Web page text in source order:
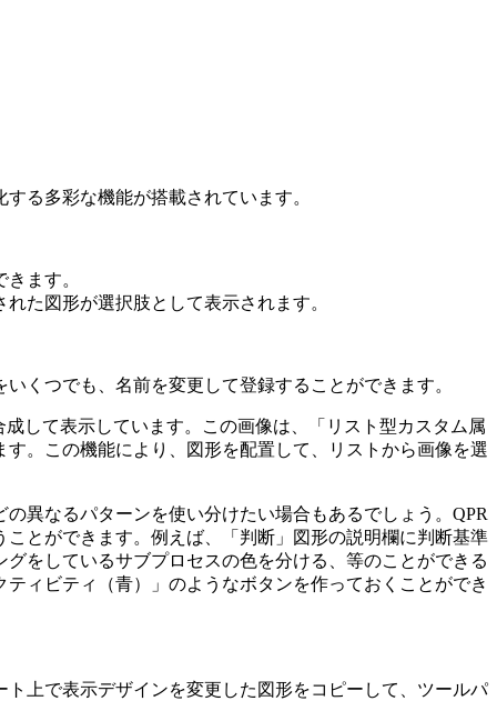
る多彩な機能が搭載されています。
ます。
た図形が選択肢として表示されます。
くつでも、名前を変更して登録することができます。
して表示しています。この画像は、「リスト型カスタム属
。この機能により、図形を配置して、リストから画像を選
異なるパターンを使い分けたい場合もあるでしょう。QPR
とができます。例えば、「判断」図形の説明欄に判断基準
をしているサブプロセスの色を分ける、等のことができる
ィビティ（青）」のようなボタンを作っておくことができ
上で表示デザインを変更した図形をコピーして、ツールパ